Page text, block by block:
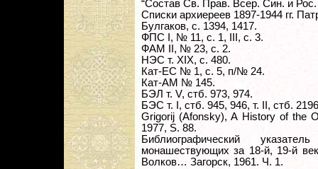
“Состав Св. Прав. Всер. Син. и Рос.
Списки архиереев 1897-1944 гг.
Булгаков, с. 1394, 1417.
ФПС I, № 11, с. 1, III, с. 3.
ФАМ II, № 23, с. 2.
НЭС т. XIX, с. 480.
Кат-ЕС № 1, с. 5, п/№ 24.
Кат-АМ № 145.
БЭЛ т. V, стб. 973, 974.
БЭС т. I, стб. 945, 946, т. II, стб.
Grigorij (Afonsky), A History of the
1977, S. 88.
Библиографический
монашествующих за 18-й, 19-й
Волков… Загорск, 1961. Ч. 1.